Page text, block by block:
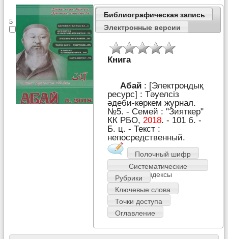
5
Библиографическая запись
Электронные версии
Книга
Абай : [Электрондық
ресурс] : Тәуелсіз
әдеби-көркем журнал.
№5. - Семей : "Зияткер"
КК РБО, 2018. - 101 б. -
Б. ц. - Текст :
непосредственный.
Полочный шифр
Систематические
индексы
Рубрики
Ключевые слова
Точки доступа
Оглавление